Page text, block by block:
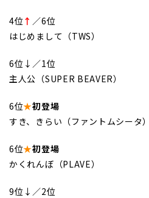
4位↑ ／6位
はじめまして（TWS）
6位↓／1位
主人公（SUPER BEAVER）
6位★初登場
すき、きらい（ファントムシータ）
6位★初登場
かくれんぼ（PLAVE）
9位↓／2位